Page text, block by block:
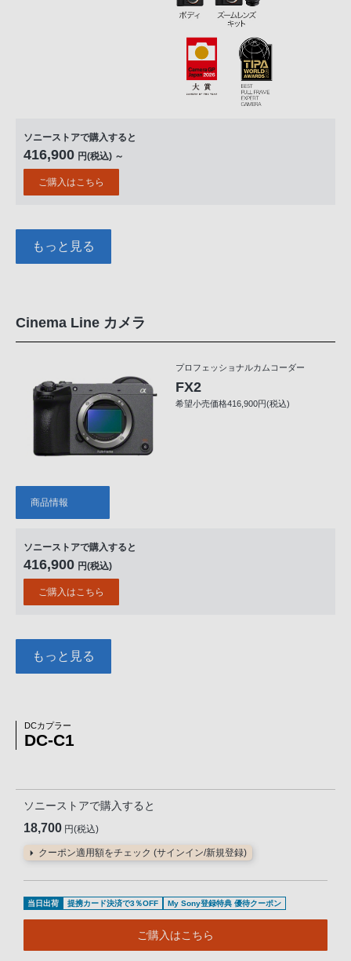
ソニーストアで購入すると
416,900 円(税込) ～
ご購入はこちら
もっと見る
Cinema Line カメラ
プロフェッショナルカムコーダー
FX2
希望小売価格416,900円(税込)
商品情報
ソニーストアで購入すると
416,900 円(税込)
ご購入はこちら
もっと見る
DCカプラー
DC-C1
ソニーストアで購入すると
18,700 円(税込)
クーポン適用額をチェック (サインイン/新規登録)
当日出荷 提携カード決済で3％OFF My Sony登録特典 優待クーポン
ご購入はこちら